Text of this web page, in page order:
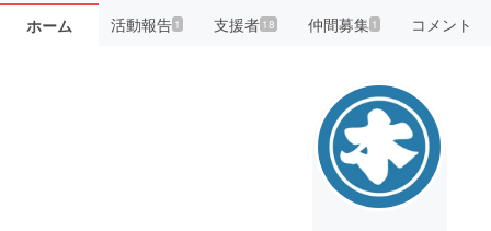
ホーム 活動報告1 支援者 18 仲間募集 1 コメント